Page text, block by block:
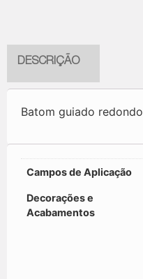
DESCRIÇÃO
Batom guiado redondo
Campos de Aplicação
Decorações e
Acabamentos